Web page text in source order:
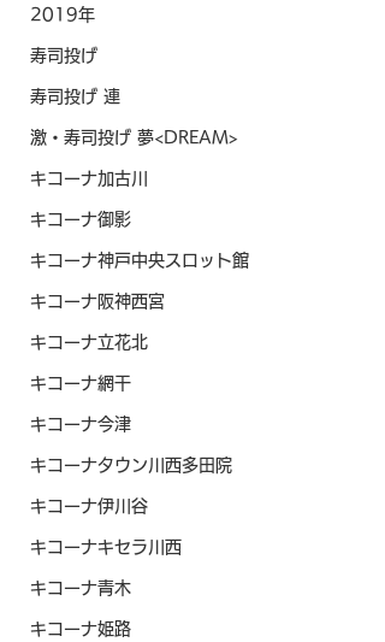
2019年
寿司投げ
寿司投げ 連
激・寿司投げ 夢<DREAM>
キコーナ加古川
キコーナ御影
キコーナ神戸中央スロット館
キコーナ阪神西宮
キコーナ立花北
キコーナ網干
キコーナ今津
キコーナタウン川西多田院
キコーナ伊川谷
キコーナキセラ川西
キコーナ青木
キコーナ姫路